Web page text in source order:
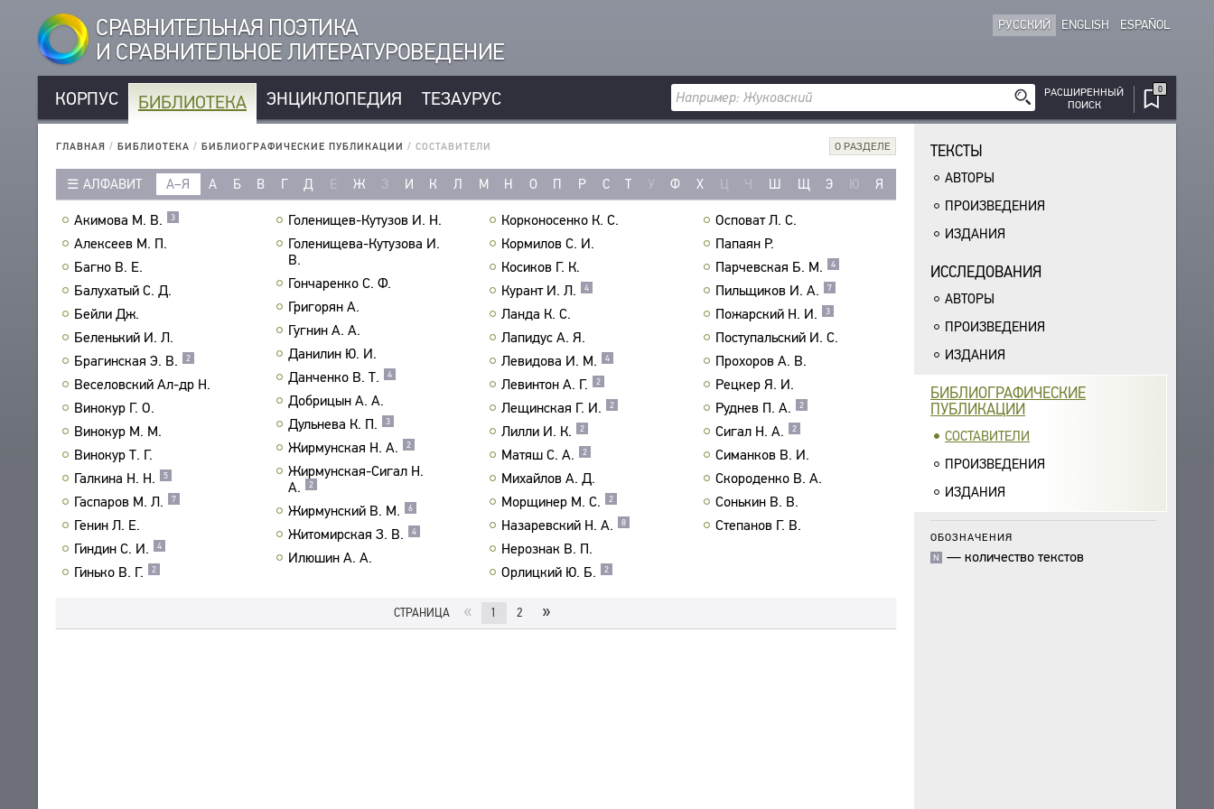
СРАВНИТЕЛЬНАЯ ПОЭТИКА
И СРАВНИТЕЛЬНОЕ ЛИТЕРАТУРОВЕДЕНИЕ
РУССКИЙ ENGLISH ESPAÑOL
КОРПУС БИБЛИОТЕКА ЭНЦИКЛОПЕДИЯ ТЕЗАУРУС
РАСШИРЕННЫЙ
ПОИСК
0
ГЛАВНАЯ / БИБЛИОТЕКА / БИБЛИОГРАФИЧЕСКИЕ ПУБЛИКАЦИИ / СОСТАВИТЕЛИ О РАЗДЕЛЕ
АЛФАВИТ А–Я А Б В Г Д Е Ж З И К Л М Н О П Р С Т У Ф Х Ц Ч Ш Щ Э Ю Я
Акимова М. В. 3
Алексеев М. П.
Багно В. Е.
Балухатый С. Д.
Бейли Дж.
Беленький И. Л.
Брагинская Э. В.
2
Веселовский Ал-др Н.
Винокур Г. О.
Винокур М. М.
Винокур Т. Г.
Галкина Н. Н.
5
Гаспаров М. Л. 7
Генин Л. Е.
Гиндин С. И.
4
Гинько В. Г. 2
Голенищев-Кутузов И. Н.
Голенищева-Кутузова И.
В.
Гончаренко С. Ф.
Григорян А.
Гугнин А. А.
Данилин Ю. И.
Данченко В. Т.
4
Добрицын А. А.
Дульнева К. П.
3
Жирмунская Н. А. 2
Жирмунская-Сигал Н.
А.
2
Жирмунский В. М. 6
Житомирская З. В. 4
Илюшин А. А.
Корконосенко К. С.
Кормилов С. И.
Косиков Г. К.
Курант И. Л.
4
Ланда К. С.
Лапидус А. Я.
Левидова И. М.
4
Левинтон А. Г. 2
Лещинская Г. И. 2
Лилли И. К. 2
Матяш С. А. 2
Михайлов А. Д.
Морщинер М. С.
2
Назаревский Н. А. 8
Нерознак В. П.
Орлицкий Ю. Б.
2
Осповат Л. С.
Папаян Р.
Парчевская Б. М.
4
Пильщиков И. А. 7
Пожарский Н. И. 3
Поступальский И. С.
Прохоров А. В.
Рецкер Я. И.
Руднев П. А.
2
Сигал Н. А. 2
Симанков В. И.
Скороденко В. А.
Сонькин В. В.
Степанов Г. В.
СТРАНИЦА « 1 2 »
ТЕКСТЫ
АВТОРЫ
ПРОИЗВЕДЕНИЯ
ИЗДАНИЯ
ИССЛЕДОВАНИЯ
АВТОРЫ
ПРОИЗВЕДЕНИЯ
ИЗДАНИЯ
БИБЛИОГРАФИЧЕСКИЕ
ПУБЛИКАЦИИ
СОСТАВИТЕЛИ
ПРОИЗВЕДЕНИЯ
ИЗДАНИЯ
ОБОЗНАЧЕНИЯ
N — количество текстов
КОРПУС
РУССКОЯЗЫЧНЫЕ ПРОИЗВЕДЕНИЯ
ИНОЯЗЫЧНЫЕ ПРОИЗВЕДЕНИЯ
МЕТРИКА
СТРОФИКА
ЯЗЫКИ
РЕЧЕВЫЕ ФОРМЫ
ТИПЫ
КОЛИЧЕСТВО ПЕРЕВОДОВ
БИБЛИОТЕКА
ТЕКСТЫ
АВТОРЫ
ПРОИЗВЕДЕНИЯ
ИЗДАНИЯ
ИССЛЕДОВАНИЯ
АВТОРЫ
ПРОИЗВЕДЕНИЯ
БИБЛИОГРАФИЧЕСКИЕ ПУБЛИКАЦИИ
СОСТАВИТЕЛИ
ПРОИЗВЕДЕНИЯ
ИЗДАНИЯ
СЛОВНИК
ВСЕ БИОСПРАВКИ
ПОЭТЫ
ТЕЗАУРУС
СТРУКТУРА
УКАЗАТЕЛЬ ТЕРМИНОВ
ПОИСК
КРАТКО О ПРОЕКТЕ